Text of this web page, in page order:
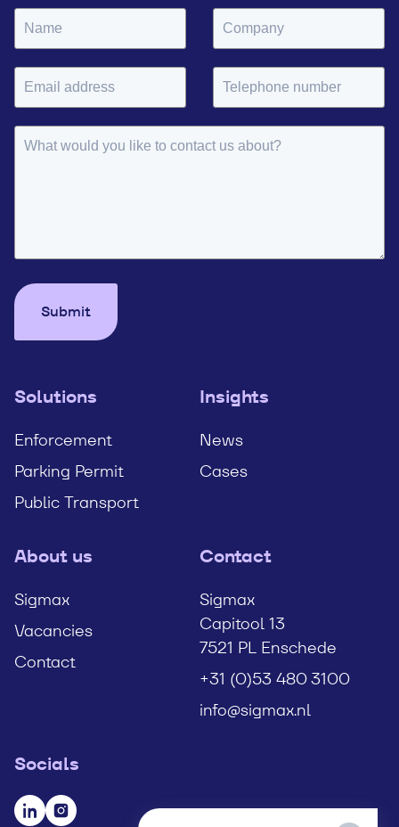
Submit
Solutions
Enforcement
Parking Permit
Public Transport
Insights
News
Cases
About us
Sigmax
Vacancies
Contact
Contact
Sigmax
Capitool 13
7521 PL Enschede
+31 (0)53 480 3100
info@sigmax.nl
Socials
Visit our LinkedIn page
Visit our Instagram page